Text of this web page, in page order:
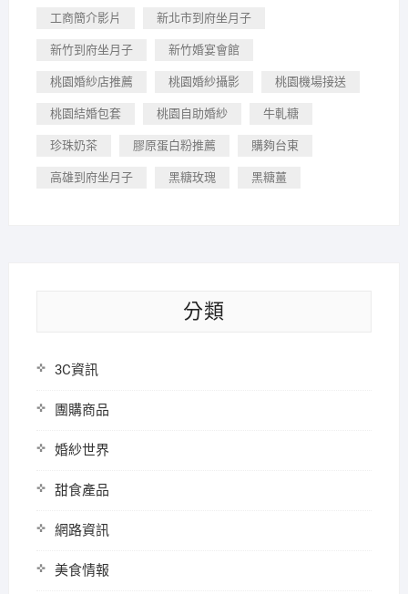
工商簡介影片 新北市到府坐月子
新竹到府坐月子 新竹婚宴會館
桃園婚紗店推薦 桃園婚紗攝影 桃園機場接送
桃園結婚包套 桃園自助婚紗 牛軋糖
珍珠奶茶 膠原蛋白粉推薦 購夠台東
高雄到府坐月子 黑糖玫瑰 黑糖薑
分類
3C資訊
團購商品
婚紗世界
甜食產品
網路資訊
美食情報